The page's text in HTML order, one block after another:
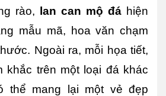
rào, lan can mộ đá hiện
mẫu mã, hoa văn chạm
Ngoài ra, mỗi họa tiết,
khắc trên một loại đá khác
thể mang lại một vẻ đẹp